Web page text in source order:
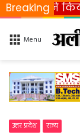
Breaking
ने किया
Menu
उत्तर प्रदेश राज्य